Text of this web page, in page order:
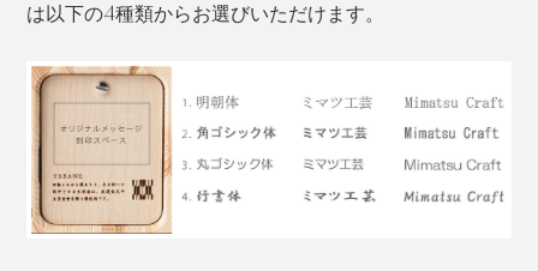
『NENRIN CLOCK』の模様は、古来から縁起がいいと
「HAMON（波紋）」の2種類です。
は以下の4種類からお選びいただけます。